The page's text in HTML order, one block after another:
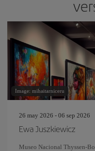
Image: mihaitarniceru
26 may 2026 - 06 sep 2026
Ewa Juszkiewicz
Museo Nacional Thyssen-